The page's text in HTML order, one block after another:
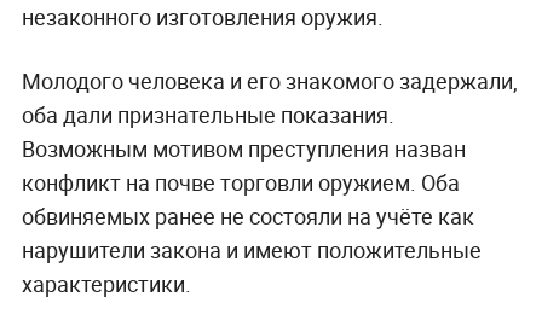
незаконного изготовления оружия.
Молодого человека и его знакомого задержали,
оба дали признательные показания.
Возможным мотивом преступления назван
конфликт на почве торговли оружием. Оба
обвиняемых ранее не состояли на учёте как
нарушители закона и имеют положительные
характеристики.